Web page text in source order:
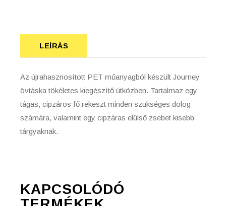
LEÍRÁS
Az újrahasznosított PET műanyagból készült Journey
övtáska tökéletes kiegészítő útközben. Tartalmaz egy
tágas, cipzáros fő rekeszt minden szükséges dolog
számára, valamint egy cipzáras elülső zsebet kisebb
tárgyaknak.
KAPCSOLÓDÓ